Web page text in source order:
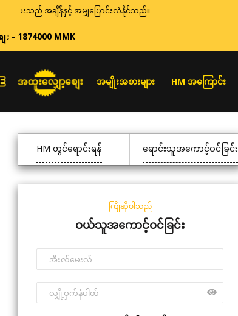
းများသည် အချိန်နှင့် အမျှပြောင်းလဲနိုင်သည်။
- 1874000 MMK
အထူးလျှော့စျေး အမျိုးအစားများ HM အကြောင်း
HM တွင်ရောင်းရန် ရောင်းသူအကောင့်ဝင်ခြင်း
ကြိုဆိုပါသည်
ဝယ်သူအကောင့်ဝင်ခြင်း